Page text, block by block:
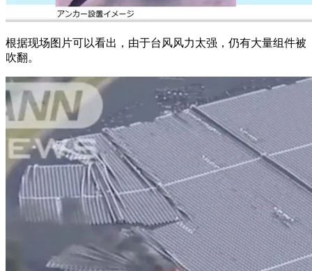
根据现场图片可以看出，由于台风风力太强，仍有大量组件被
吹翻。